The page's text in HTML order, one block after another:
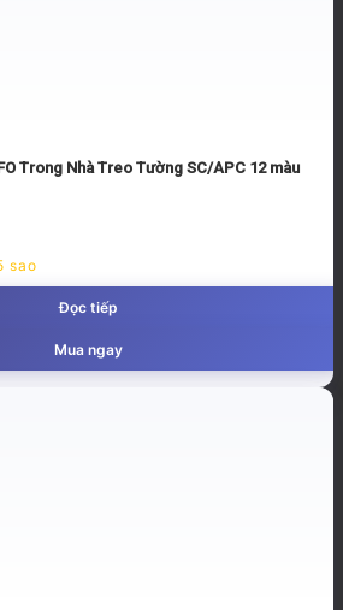
Trong Nhà Treo Tường SC/APC 12 màu
sao
Đọc tiếp
Mua ngay